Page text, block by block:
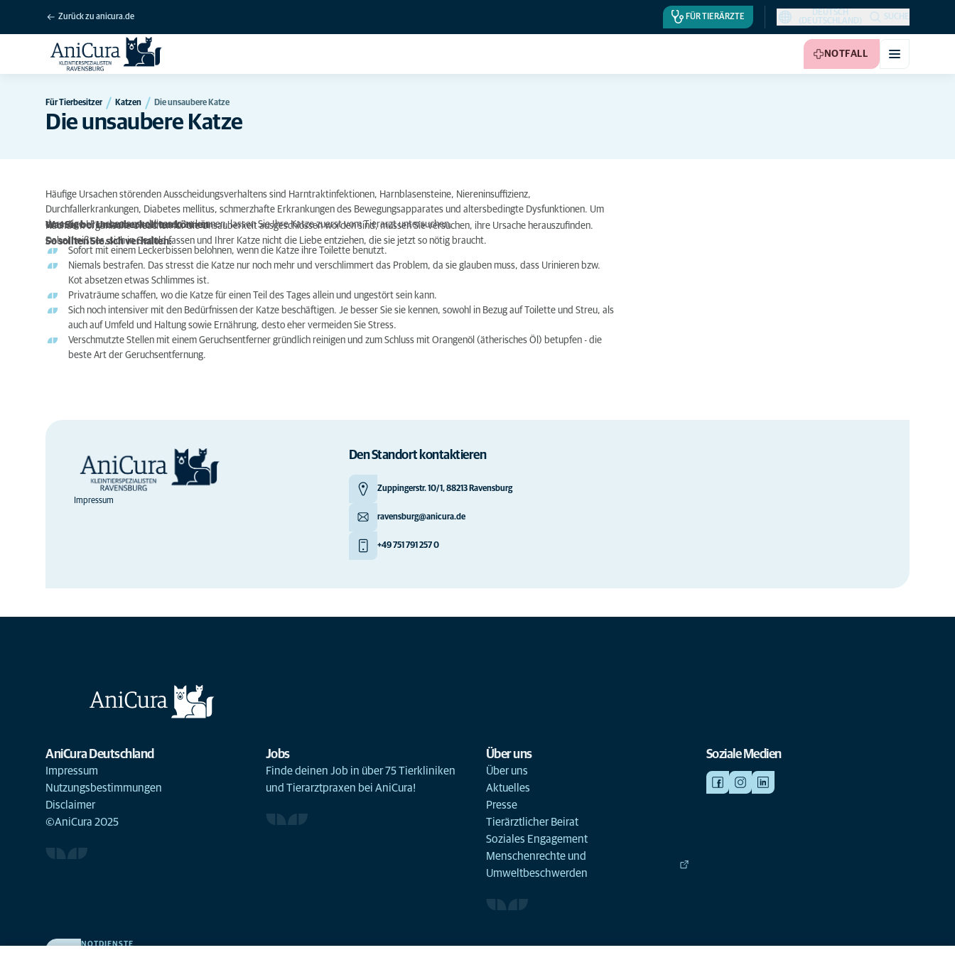
Zurück zu anicura.de FÜR TIERÄRZTE
DEUTSCH
(DEUTSCHLAND)
SUCHE
NOTFALL
Für Tierbesitzer Katzen Die unsaubere Katze
Die unsaubere Katze
Häufige Ursachen störenden Ausscheidungsverhaltens sind Harntraktinfektionen, Harnblasensteine, Niereninsuffizienz,
Durchfallerkrankungen, Diabetes mellitus, schmerzhafte Erkrankungen des Bewegungsapparates und altersbedingte Dysfunktionen. Um
derartige Ursachen ausschliessen zu können, lassen Sie Ihre Katze zuerst vom Tierarzt untersuchen.
Was Sie bei Unsauberkeit tun können
Nachdem organische Ursachen für die Unsauberkeit ausgeschlossen worden sind, müssen Sie versuchen, ihre Ursache herauszufinden.
Dabei heißt es, sich in Geduld fassen und Ihrer Katze nicht die Liebe entziehen, die sie jetzt so nötig braucht.
So sollten Sie sich verhalten:
Sofort mit einem Leckerbissen belohnen, wenn die Katze ihre Toilette benutzt.
Niemals bestrafen. Das stresst die Katze nur noch mehr und verschlimmert das Problem, da sie glauben muss, dass Urinieren bzw.
Kot absetzen etwas Schlimmes ist.
Privaträume schaffen, wo die Katze für einen Teil des Tages allein und ungestört sein kann.
Sich noch intensiver mit den Bedürfnissen der Katze beschäftigen. Je besser Sie sie kennen, sowohl in Bezug auf Toilette und Streu, als
auch auf Umfeld und Haltung sowie Ernährung, desto eher vermeiden Sie Stress.
Verschmutzte Stellen mit einem Geruchsentferner gründlich reinigen und zum Schluss mit Orangenöl (ätherisches Öl) betupfen - die
beste Art der Geruchsentfernung.
Impressum
Den Standort kontaktieren
Zuppingerstr. 10/1, 88213 Ravensburg
ravensburg@anicura.de
+49 751 791 257 0
AniCura Deutschland
Impressum
Nutzungsbestimmungen
Disclaimer
©AniCura 2025
Jobs
Finde deinen Job in über 75 Tierkliniken
und Tierarztpraxen bei AniCura!
Über uns
Über uns
Aktuelles
Presse
Tierärztlicher Beirat
Soziales Engagement
Menschenrechte und
Umweltbeschwerden
Soziale Medien
NOTDIENSTE